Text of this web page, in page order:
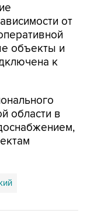
от
объекты и
к
области в